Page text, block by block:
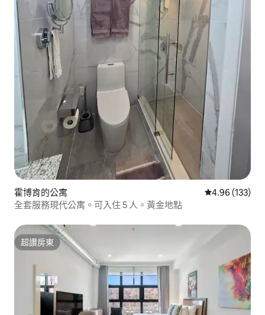
霍博肯的公寓 從 133 則評價
4.96 (133)
全套服務現代公寓。可入住 5 人。黃金地點
超讚房東
超讚房東